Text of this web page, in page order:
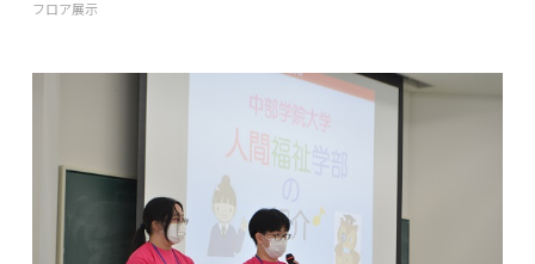
フロア展示